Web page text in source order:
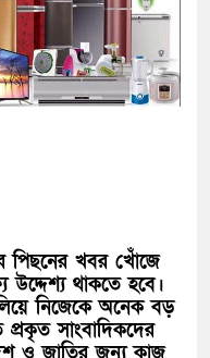
পিছনের খবর খোঁজে
উদ্দেশ্য থাকতে হবে।
নিজেকে অনেক বড়
সাংবাদিকদের